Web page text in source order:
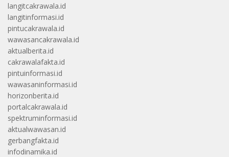
langitcakrawala.id
langitinformasi.id
pintucakrawala.id
wawasancakrawala.id
aktualberita.id
cakrawalafakta.id
pintuinformasi.id
wawasaninformasi.id
horizonberita.id
portalcakrawala.id
spektruminformasi.id
aktualwawasan.id
gerbangfakta.id
infodinamika.id